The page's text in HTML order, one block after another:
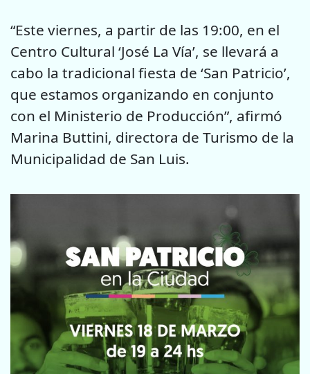
“Este viernes, a partir de las 19:00, en el
Centro Cultural ‘José La Vía’, se llevará a
cabo la tradicional fiesta de ‘San Patricio’,
que estamos organizando en conjunto
con el Ministerio de Producción”, afirmó
Marina Buttini, directora de Turismo de la
Municipalidad de San Luis.